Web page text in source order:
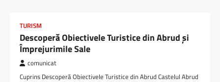
TURISM
Descoperă Obiectivele Turistice din Abrud și
Împrejurimile Sale
comunicat
Cuprins Descoperă Obiectivele Turistice din Abrud Castelul Abrud